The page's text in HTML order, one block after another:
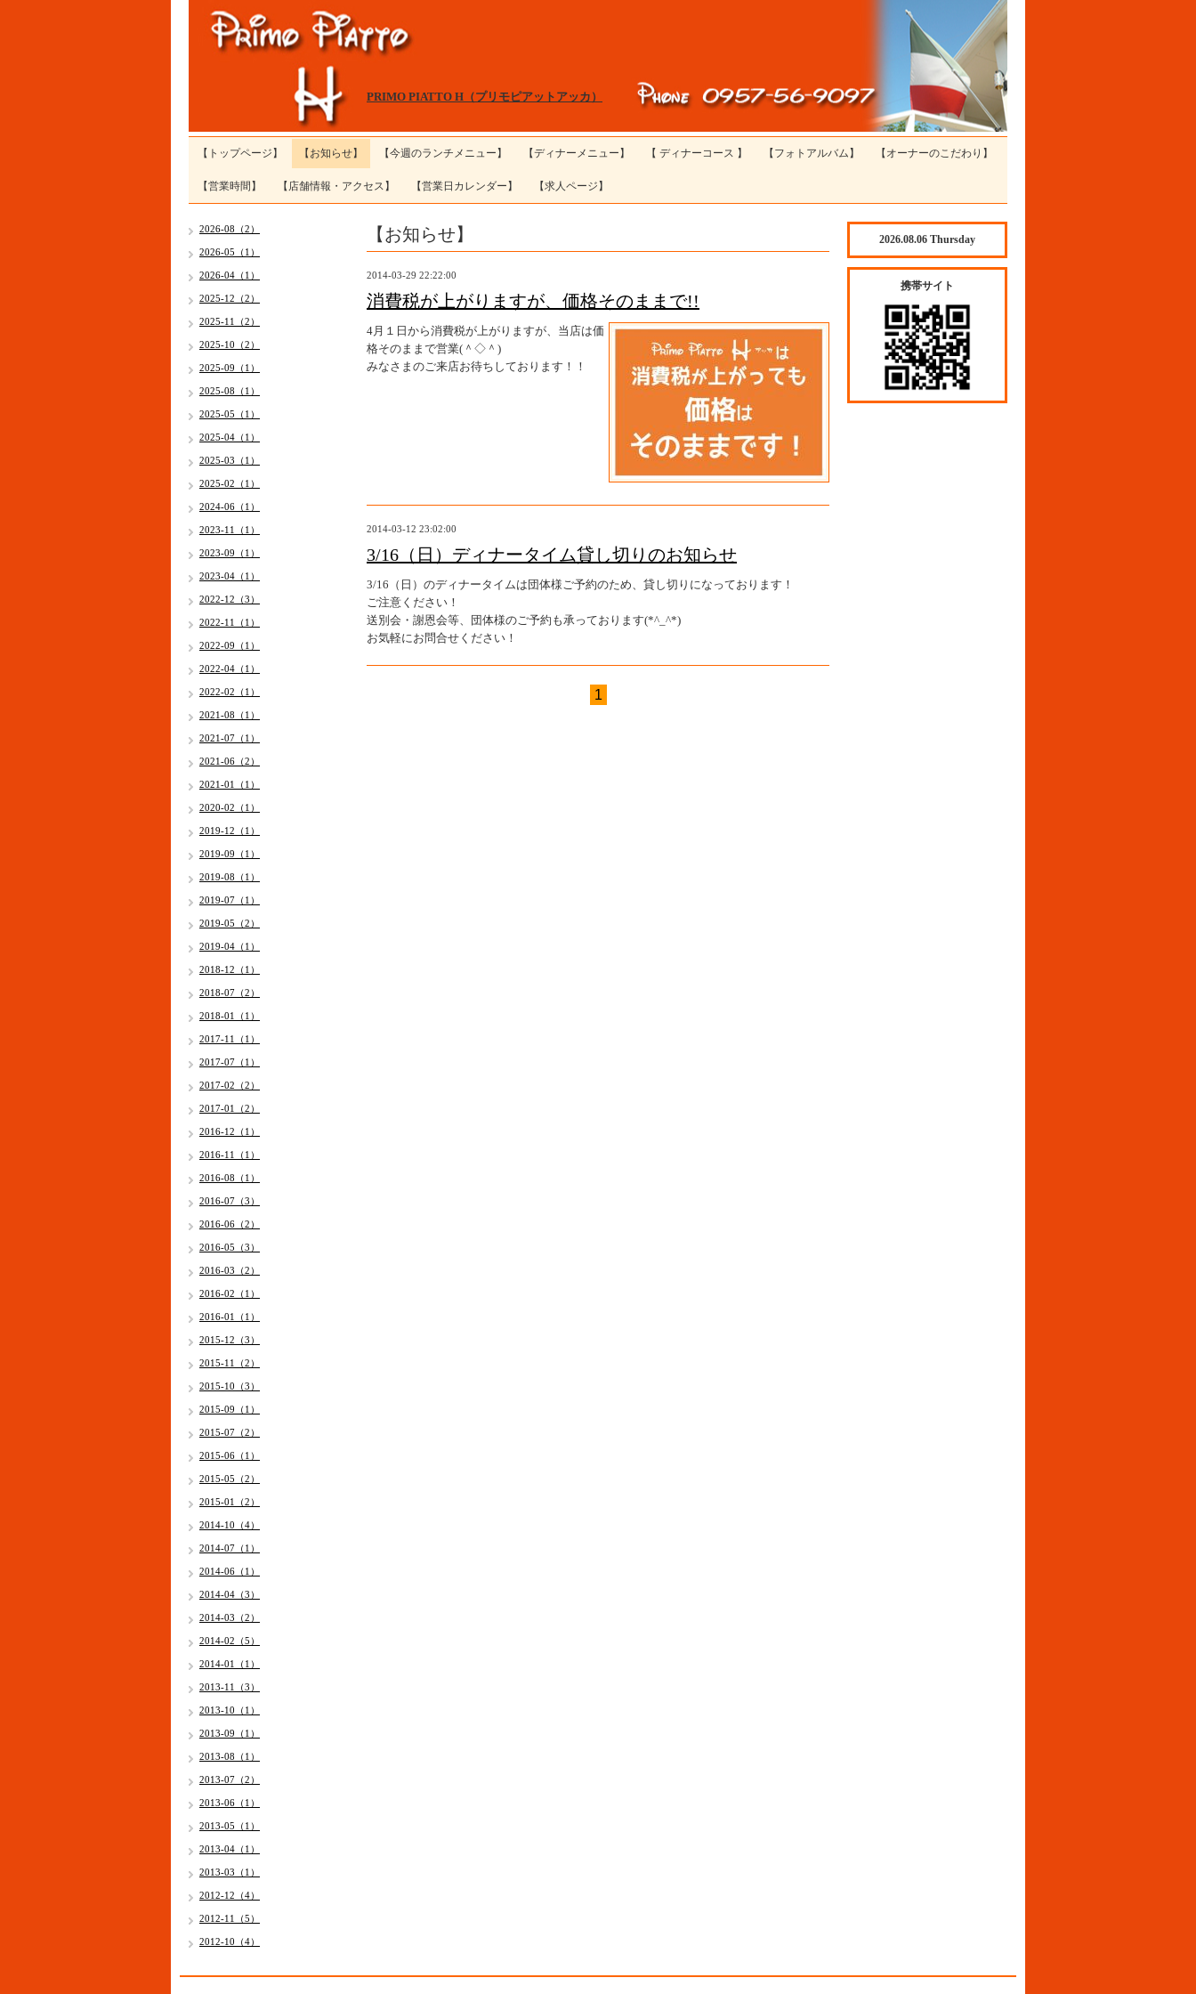
PRIMO PIATTO H（プリモピアットアッカ）
【トップページ】 【お知らせ】 【今週のランチメニュー】 【ディナーメニュー】 【 ディナーコース 】 【フォトアルバム】 【オーナーのこだわり】
【営業時間】 【店舗情報・アクセス】 【営業日カレンダー】 【求人ページ】
【お知らせ】
2014-03-29 22:22:00
消費税が上がりますが、価格そのままで!!
4月１日から消費税が上がりますが、当店は価
格そのままで営業(＾◇＾)
みなさまのご来店お待ちしております！！
2014-03-12 23:02:00
3/16（日）ディナータイム貸し切りのお知らせ
3/16（日）のディナータイムは団体様ご予約のため、貸し切りになっております！
ご注意ください！
送別会・謝恩会等、団体様のご予約も承っております(*^_^*)
お気軽にお問合せください！
1
2026-08（2）
2026-05（1）
2026-04（1）
2025-12（2）
2025-11（2）
2025-10（2）
2025-09（1）
2025-08（1）
2025-05（1）
2025-04（1）
2025-03（1）
2025-02（1）
2024-06（1）
2023-11（1）
2023-09（1）
2023-04（1）
2022-12（3）
2022-11（1）
2022-09（1）
2022-04（1）
2022-02（1）
2021-08（1）
2021-07（1）
2021-06（2）
2021-01（1）
2020-02（1）
2019-12（1）
2019-09（1）
2019-08（1）
2019-07（1）
2019-05（2）
2019-04（1）
2018-12（1）
2018-07（2）
2018-01（1）
2017-11（1）
2017-07（1）
2017-02（2）
2017-01（2）
2016-12（1）
2016-11（1）
2016-08（1）
2016-07（3）
2016-06（2）
2016-05（3）
2016-03（2）
2016-02（1）
2016-01（1）
2015-12（3）
2015-11（2）
2015-10（3）
2015-09（1）
2015-07（2）
2015-06（1）
2015-05（2）
2015-01（2）
2014-10（4）
2014-07（1）
2014-06（1）
2014-04（3）
2014-03（2）
2014-02（5）
2014-01（1）
2013-11（3）
2013-10（1）
2013-09（1）
2013-08（1）
2013-07（2）
2013-06（1）
2013-05（1）
2013-04（1）
2013-03（1）
2012-12（4）
2012-11（5）
2012-10（4）
2026.08.06 Thursday
携帯サイト